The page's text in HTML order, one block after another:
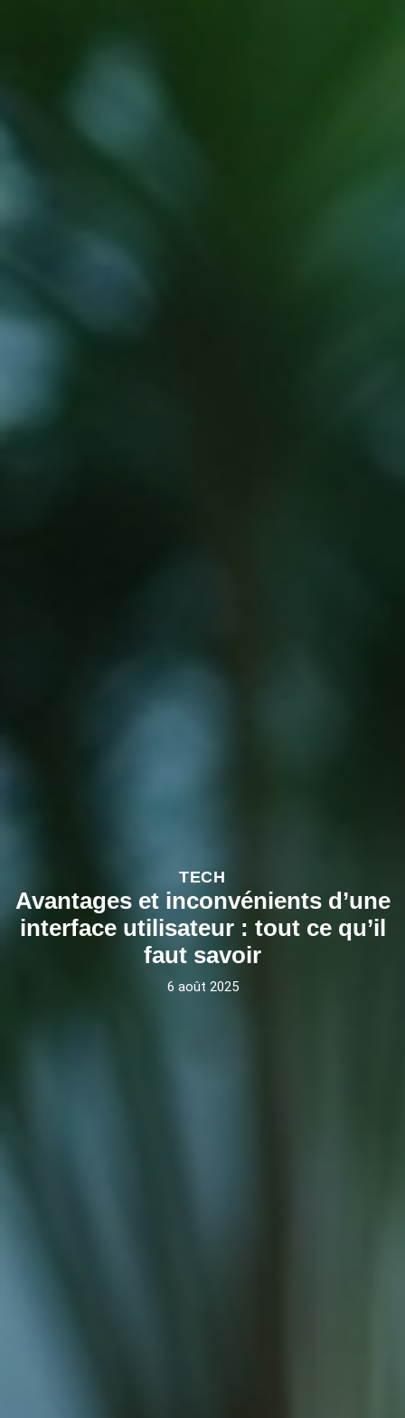
TECH
Avantages et inconvénients d’une
interface utilisateur : tout ce qu’il
faut savoir
6 août 2025